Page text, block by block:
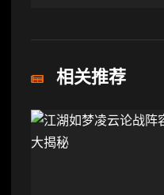
相关推荐